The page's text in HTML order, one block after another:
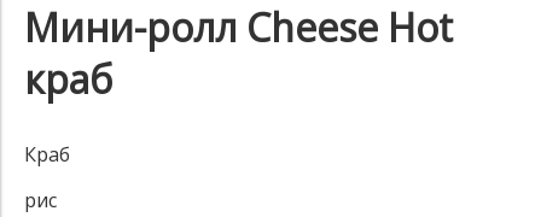
Мини-ролл Cheese Hot
краб
Краб
рис